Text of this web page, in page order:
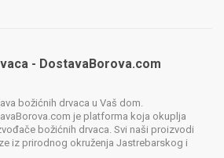
- DostavaBorova.com
božićnih drvaca u Vaš dom.
je platforma koja okuplja
božićnih drvaca. Svi naši proizvodi
iz prirodnog okruženja Jastrebarskog i